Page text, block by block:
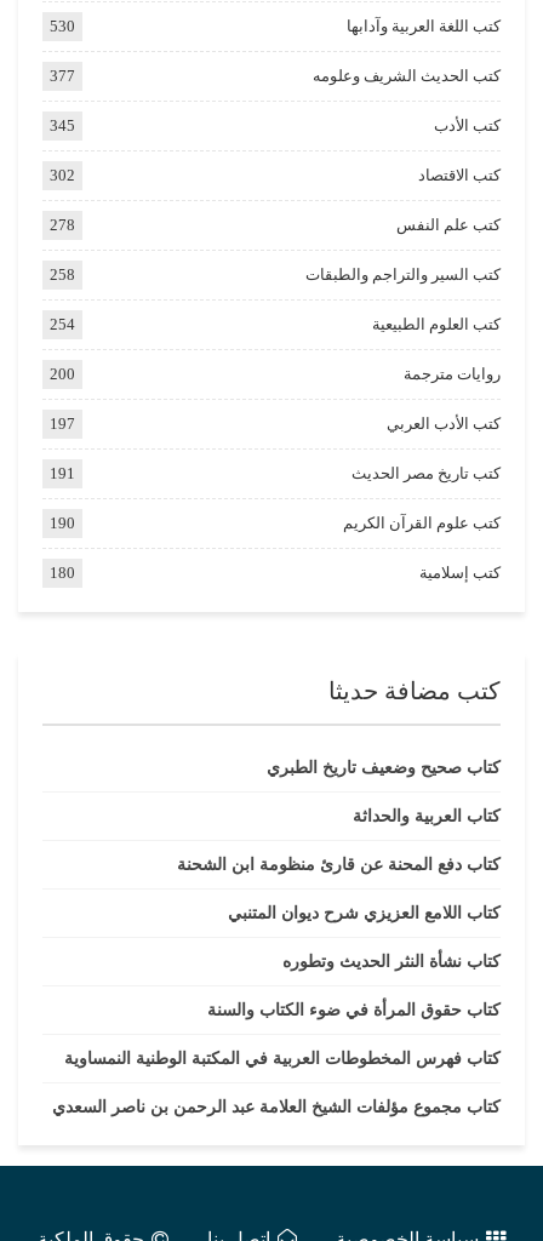
كتب اللغة العربية وآدابها 530
كتب الحديث الشريف وعلومه 377
كتب الأدب 345
كتب الاقتصاد 302
كتب علم النفس 278
كتب السير والتراجم والطبقات 258
كتب العلوم الطبيعية 254
روايات مترجمة 200
كتب الأدب العربي 197
كتب تاريخ مصر الحديث 191
كتب علوم القرآن الكريم 190
كتب إسلامية 180
كتب مضافة حديثا
كتاب صحيح وضعيف تاريخ الطبري
كتاب العربية والحداثة
كتاب دفع المحنة عن قارئ منظومة ابن الشحنة
كتاب اللامع العزيزي شرح ديوان المتنبي
كتاب نشأة النثر الحديث وتطوره
كتاب حقوق المرأة في ضوء الكتاب والسنة
كتاب فهرس المخطوطات العربية في المكتبة الوطنية النمساوية
كتاب مجموع مؤلفات الشيخ العلامة عبد الرحمن بن ناصر السعدي